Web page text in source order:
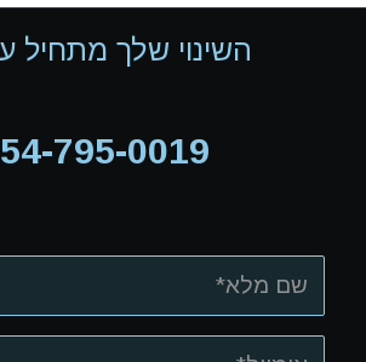
השינוי שלך מתחיל
795-0019